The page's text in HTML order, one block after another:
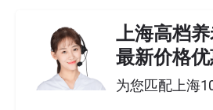
上海高档
最新价格
为您匹配上海